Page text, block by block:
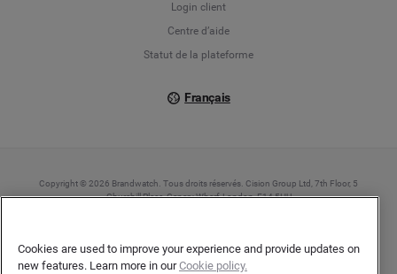
Login client
Centre d’aide
Statut de la plateforme
Français
Copyright © 2026 Brandwatch. Tous droits réservés. Cision Group Ltd, 7th Floor, 5
Churchill Place, Canary Wharf, London, E14 5HU
Cookies are used to improve your experience and provide updates on
new features. Learn more in ourCookie policy.